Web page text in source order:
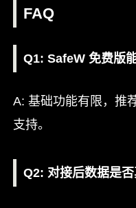
FAQ
Q1: SafeW 免费版
A: 基础功能有限，推
支持。
Q2: 对接后数据是否